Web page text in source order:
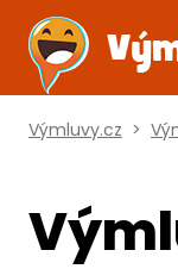
Výmluvy.cz >